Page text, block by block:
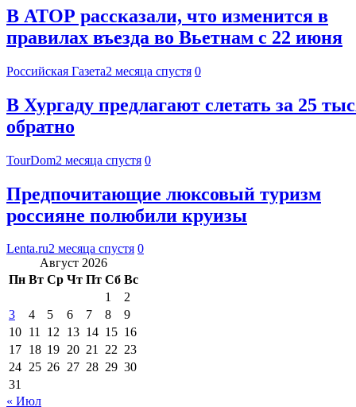
В АТОР рассказали, что изменится в
правилах въезда во Вьетнам с 22 июня
Российская Газета2 месяца спустя 0
В Хургаду предлагают слетать за 25
обратно
TourDom2 месяца спустя 0
Предпочитающие люксовый туризм
россияне полюбили круизы
Lenta.ru2 месяца спустя 0
Август 2026
Пн Вт Ср Чт Пт Сб Вс
1
2
3
4 5 6 7 8
9
10 11 12 13 14 15 16
17 18 19 20 21 22 23
24 25 26 27 28 29 30
31
« Июл